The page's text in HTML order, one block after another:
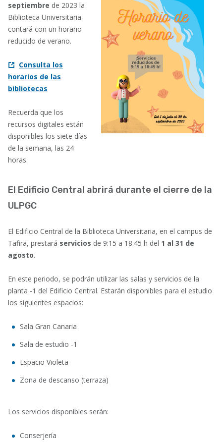
septiembre de 2023 la
Biblioteca Universitaria
contará con un horario
reducido de verano.
Consulta los
horarios de las
bibliotecas
Recuerda que los
recursos digitales están
disponibles los siete días
de la semana, las 24
horas.
El Edificio Central abrirá durante el cierre de la
ULPGC
El Edificio Central de la Biblioteca Universitaria, en el campus de
Tafira, prestará servicios de 9:15 a 18:45 h del 1 al 31 de
agosto.
En este periodo, se podrán utilizar las salas y servicios de la
planta -1 del Edificio Central. Estarán disponibles para el estudio
los siguientes espacios:
Sala Gran Canaria
Sala de estudio -1
Espacio Violeta
Zona de descanso (terraza)
Los servicios disponibles serán:
Conserjería